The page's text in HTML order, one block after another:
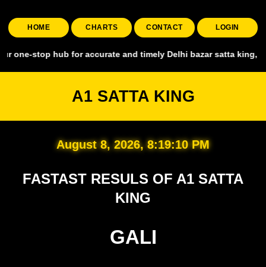
HOME CHARTS CONTACT LOGIN
hub for accurate and timely Delhi bazar satta king, covering
A1 SATTA KING
August 8, 2026, 8:19:11 PM
FASTAST RESULS OF A1 SATTA
KING
GALI